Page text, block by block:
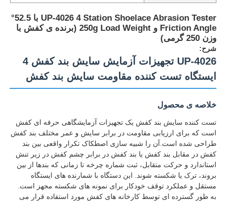
خانه
UP-4026 4 Station Shoelace Abrasion Tester با 52.5°
Friction Angle و 250g Load Weight (برنده ی کفش با
وزن 250 گرمی)
شرح:
UP-4026 تجهیزات آزمایش سایش بند کفش 4
ایستگاه تست کننده مقاومت سایش بند کفش
خلاصه ی محصول
تست کننده سایش بند کفش یک تجهیزات آزمایشگاهی حرفه ای کفش
است که برای ارزیابی مقاومت در برابر سایش و عمر مختلف بند کفش
طراحی شده است.آن را شبیه سازی اصطکاک تکرار واقعی بین بند
کفش در مقابل بند کفش یا بند کفش در برابر چشم کفش در زیر تنش
استاندارد و حرکت متقابل، ثبت شماره چرخه تا زمانی که بندها از بین
بروند، ترک یا شکسته شوند. این دستگاه با شمارنده های ایستگاه
مستقل و عملکرد توقف خودکار برای نمونه های شکسته مجهز است.
به طور گسترده ای توسط کارخانه های کفش مورد استفاده قرار می